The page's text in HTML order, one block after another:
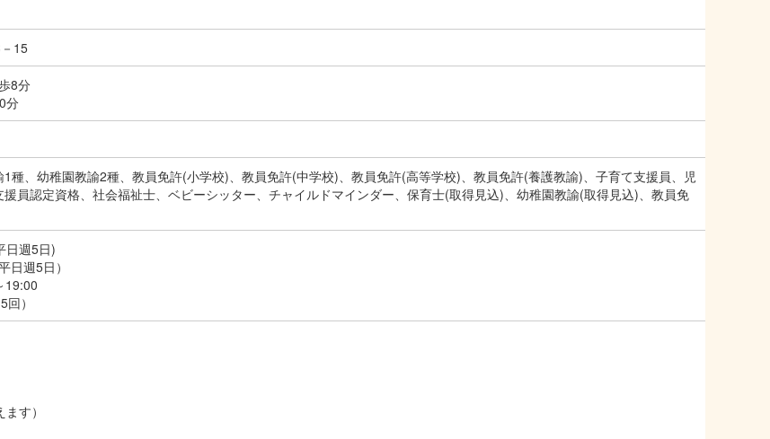
15
8分
分
種、幼稚園教諭2種、教員免許(小学校)、教員免許(中学校)、教員免許(高等学校)、教員免許(養護教諭)、子育て支援員、児
員認定資格、社会福祉士、ベビーシッター、チャイルドマインダー、保育士(取得見込)、幼稚園教諭(取得見込)、教員免
日週5日)
週5日）
19:00
）
す）